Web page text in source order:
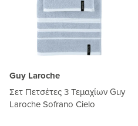
Guy Laroche
Σετ Πετσέτες 3 Τεμαχίων Guy
Laroche Sofrano Cielo